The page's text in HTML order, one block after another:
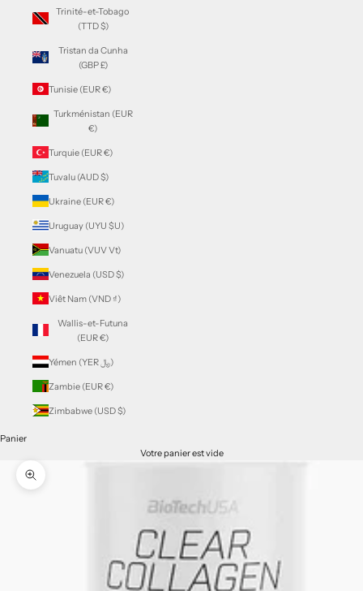
Trinité-et-Tobago
(TTD $)
Tristan da Cunha
(GBP £)
Tunisie (EUR €)
Turkménistan (EUR
€)
Turquie (EUR €)
Tuvalu (AUD $)
Ukraine (EUR €)
Uruguay (UYU $U)
Vanuatu (VUV Vt)
Venezuela (USD $)
Viêt Nam (VND ₫)
Wallis-et-Futuna
(EUR €)
Yémen (YER ﷼)
Zambie (EUR €)
Zimbabwe (USD $)
Panier
Votre panier est vide
Zoomer sur l'image